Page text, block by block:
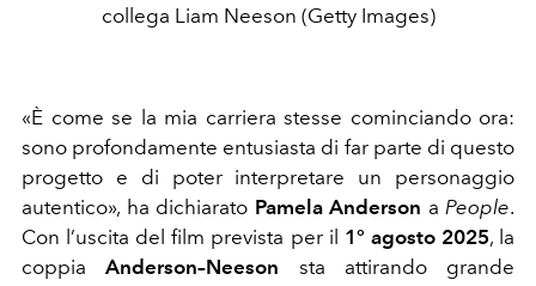
collega Liam Neeson (Getty Images)
«È come se la mia carriera stesse cominciando ora:
sono profondamente entusiasta di far parte di questo
progetto e di poter interpretare un personaggio
autentico», ha dichiarato Pamela Anderson a People.
Con l’uscita del film prevista per il 1° agosto 2025, la
coppiaAnderson–Neeson sta attirando grande